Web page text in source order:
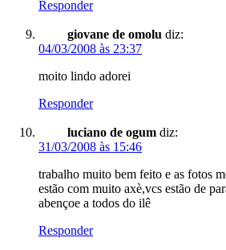
Responder
giovane de omolu diz:
04/03/2008 às 23:37
moito lindo adorei
Responder
luciano de ogum diz:
31/03/2008 às 15:46
trabalho muito bem feito e as fotos
estão com muito axè,vcs estão de
abençoe a todos do ilê
Responder